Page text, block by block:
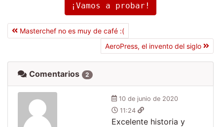
¡Vamos a probar!
Masterchef no es muy de café :(
AeroPress, el invento del siglo
Comentarios 2
10 de junio de 2020
11:24
Excelente historia y